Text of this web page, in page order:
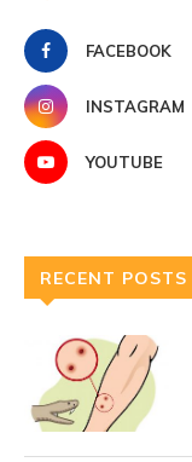
FACEBOOK
INSTAGRAM
YOUTUBE
RECENT POSTS